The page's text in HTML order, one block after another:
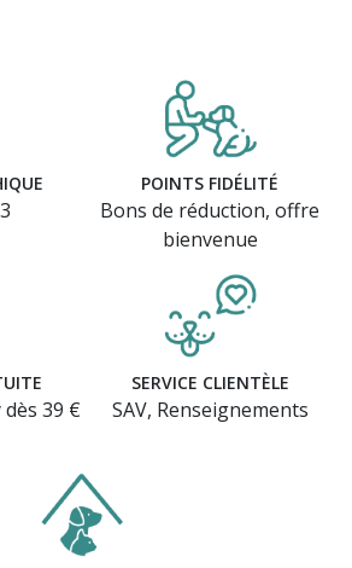
POINTS FIDÉLITÉ
Bons de réduction, offre
bienvenue
39 €
SERVICE CLIENTÈLE
SAV, Renseignements